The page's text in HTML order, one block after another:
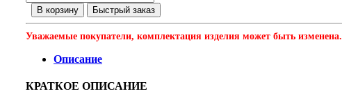
В корзину Быстрый заказ
Уважаемые покупатели, комплектация изделия может быть изменена.
Описание
КРАТКОЕ ОПИСАНИЕ